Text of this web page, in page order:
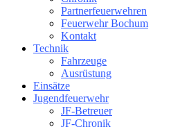
Partnerfeuerwehren
Feuerwehr Bochum
Kontakt
Technik
Fahrzeuge
Ausrüstung
Einsätze
Jugendfeuerwehr
JF-Betreuer
JF-Chronik